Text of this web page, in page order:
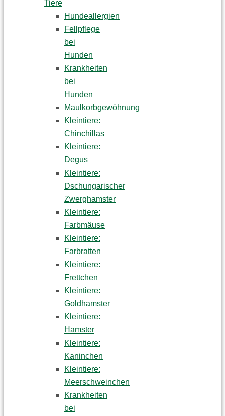
Tiere
Hundeallergien
Fellpflege
bei
Hunden
Krankheiten
bei
Hunden
Maulkorbgewöhnung
Kleintiere:
Chinchillas
Kleintiere:
Degus
Kleintiere:
Dschungarischer
Zwerghamster
Kleintiere:
Farbmäuse
Kleintiere:
Farbratten
Kleintiere:
Frettchen
Kleintiere:
Goldhamster
Kleintiere:
Hamster
Kleintiere:
Kaninchen
Kleintiere:
Meerschweinchen
Krankheiten
bei